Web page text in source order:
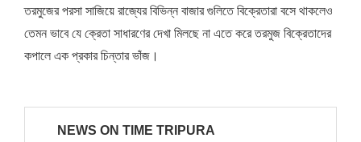
তরমুজের পরসা সাজিয়ে রাজ্যের বিভিন্ন বাজার গুলিতে বিক্রেতারা বসে থাকলেও
তেমন ভাবে যে ক্রেতা সাধারণের দেখা মিলছে না এতে করে তরমুজ বিক্রেতাদের
কপালে এক প্রকার চিন্তার ভাঁজ।
NEWS ON TIME TRIPURA